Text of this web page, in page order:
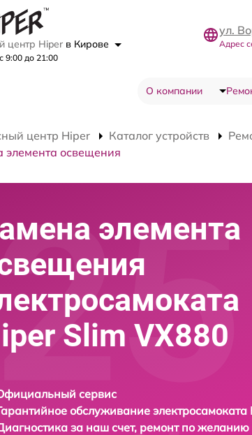
центр Hiper в Кирове
9:00 до 21:00
ул.
Адрес
О компании
центр Hiper Каталог устройств
элемента освещения
элемента
Slim VX880
сервис
обслуживание электросамоката
за наш счет, ремонт по желанию